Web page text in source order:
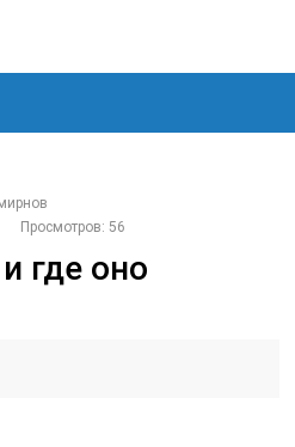
Просмотров: 56
где оно